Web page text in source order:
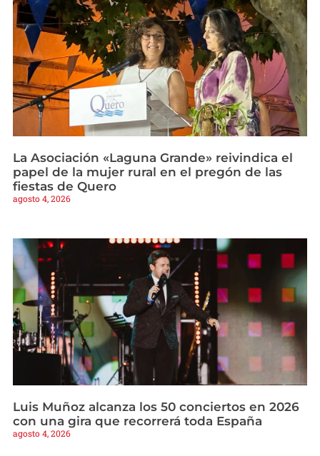
La Asociación «Laguna Grande» reivindica el
papel de la mujer rural en el pregón de las
fiestas de Quero
agosto 4, 2026
Luis Muñoz alcanza los 50 conciertos en 2026
con una gira que recorrerá toda España
agosto 4, 2026